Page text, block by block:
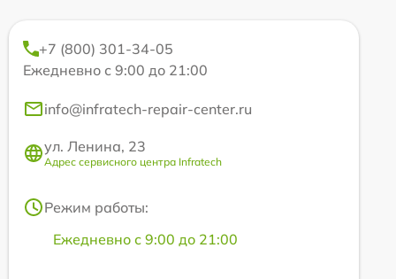
+7 (800) 301-34-05
Ежедневно с 9:00 до 21:00
info@infratech-repair-center.ru
ул. Ленина, 23
Адрес сервисного центра Infratech
Режим работы:
Ежедневно с 9:00 до 21:00